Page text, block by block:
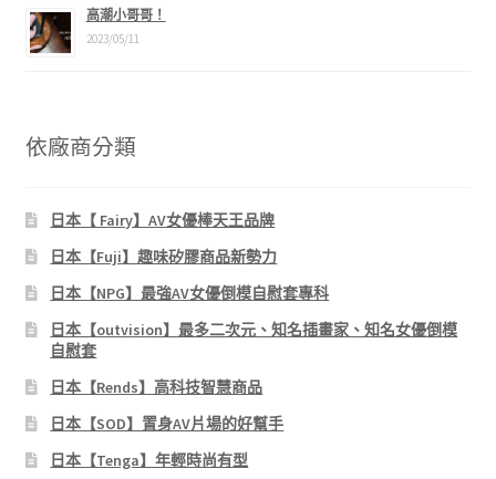
高潮小哥哥！
2023/05/11
依廠商分類
日本【 Fairy】AV女優棒天王品牌
日本【Fuji】趣味矽膠商品新勢力
日本【NPG】最強AV女優倒模自慰套專科
日本【outvision】最多二次元、知名插畫家、知名女優倒模
自慰套
日本【Rends】高科技智慧商品
日本【SOD】置身AV片場的好幫手
日本【Tenga】年輕時尚有型